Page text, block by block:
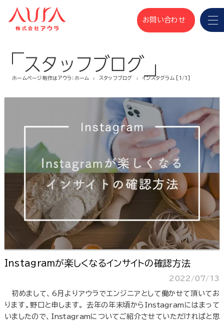
お問い合わせ
スタッフブログ
ホームページ制作はアウラ：ホーム スタッフブログ インスタグラム [1/1]
Instagramが楽しくなるインサイトの確認方法
2022/07/13
初めまして、6月よりアウラでエンジニアとして働かせて頂いてお
ります。野口と申します。 去年の年末頃からInstagramにはまって
いましたので、Instagramについてご紹介させていただければと思